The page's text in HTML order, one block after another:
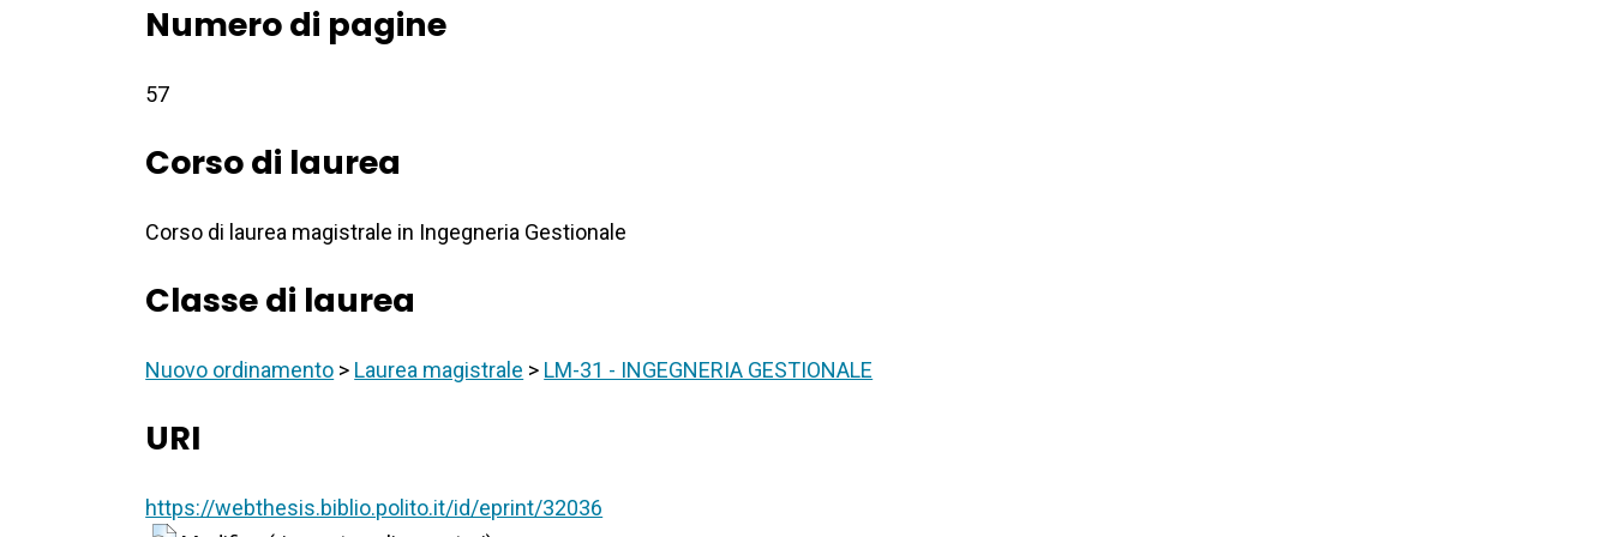
Numero di pagine
57
Corso di laurea
Corso di laurea magistrale in Ingegneria Gestionale
Classe di laurea
Nuovo ordinamento > Laurea magistrale > LM-31 - INGEGNERIA GESTIONALE
URI
https://webthesis.biblio.polito.it/id/eprint/32036